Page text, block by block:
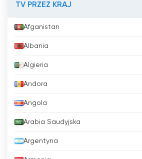
TV PRZEZ KRAJ
Afganistan
Albania
Algieria
Andora
Angola
Arabia Saudyjska
Argentyna